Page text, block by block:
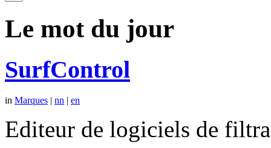
Le mot du jour
SurfControl
in Marques | nn | en
Editeur de logiciels de